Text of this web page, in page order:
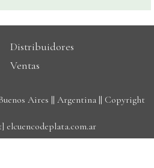
Distribuidores
Ventas
Aires || Argentina || Copyright
elcuencodeplata.com.ar